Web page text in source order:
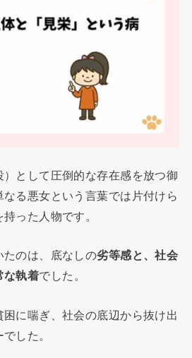
として圧倒的な存在感を放つ御
る悪女という言葉では片付けら
った人物です。
たのは、底なしの劣等感と、社会
な執着でした。
に喘ぎ、社会の底辺から抜け出
した。